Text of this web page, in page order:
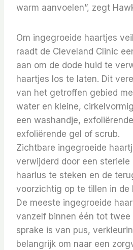
warm aanvoelen”, zegt
Om ingegroeide haartjes
raadt de Cleveland Clinic
aan om de dode huid te
haartjes los te laten. Dit
van het getroffen gebied
water en kleine,
een washandje,
exfoliërende gel of scrub.
Zichtbare ingegroeide
verwijderd door een steriele
haarlus te steken en de
voorzichtig op te tillen in de
De meeste ingegroeide
vanzelf binnen één tot
sprake is van pus,
belangrijk om naar een